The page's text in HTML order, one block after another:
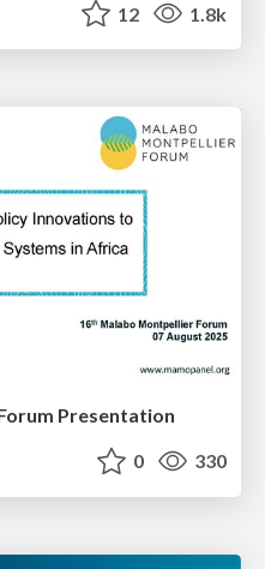
12 1.8k
Presentation
0 330